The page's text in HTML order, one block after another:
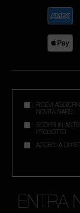
RICEVI
NOVITÀ NARS
SCOPRI IN
PRODOTTO
ACCEDI A
ENTRA